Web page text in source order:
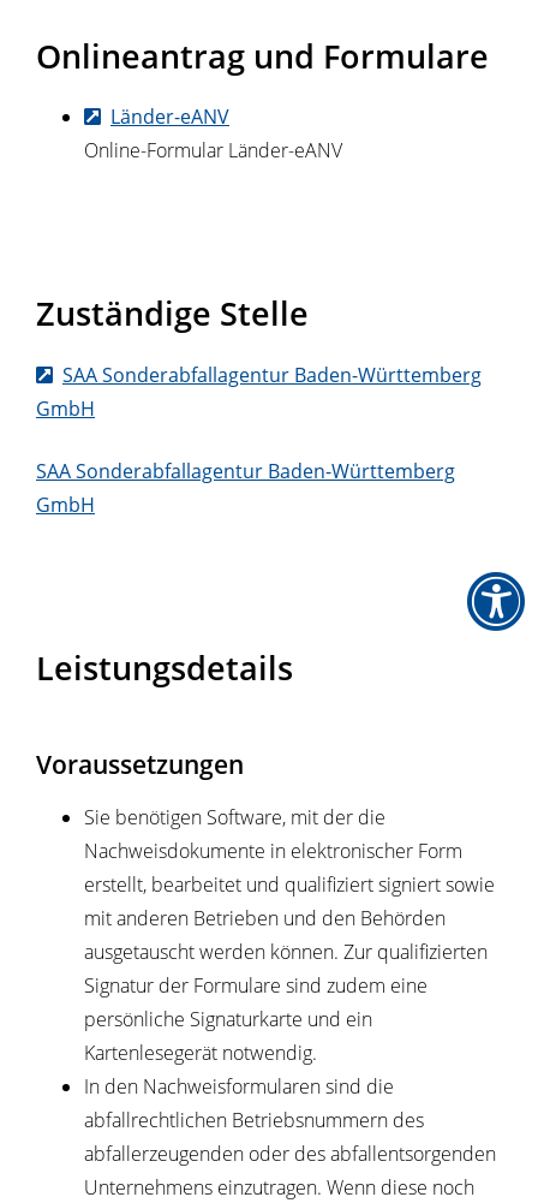
Onlineantrag und Formulare
Länder-eANV
Online-Formular Länder-eANV
Zuständige Stelle
SAA Sonderabfallagentur Baden-Württemberg
GmbH
SAA Sonderabfallagentur Baden-Württemberg
GmbH
Leistungsdetails
Voraussetzungen
Sie benötigen Software, mit der die
Nachweisdokumente in elektronischer Form
erstellt, bearbeitet und qualifiziert signiert sowie
mit anderen Betrieben und den Behörden
ausgetauscht werden können. Zur qualifizierten
Signatur der Formulare sind zudem eine
persönliche Signaturkarte und ein
Kartenlesegerät notwendig.
In den Nachweisformularen sind die
abfallrechtlichen Betriebsnummern des
abfallerzeugenden oder des abfallentsorgenden
Unternehmens einzutragen. Wenn diese noch